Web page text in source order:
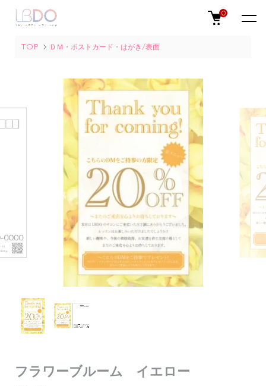
0
TOP ＤＭ・ポストカード・はがき/表面
フラワーブルーム イエロー